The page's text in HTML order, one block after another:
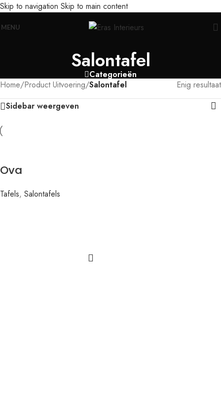
Skip to navigation Skip to main content
MENU
Salontafel
Categorieën
Home/Product Uitvoering/Salontafel
Enig resultaat
Sidebar weergeven
Ova
Tafels, Salontafels